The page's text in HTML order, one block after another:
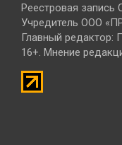
Реестровая
Учредитель ООО
Главный редактор:
16+. Мнение